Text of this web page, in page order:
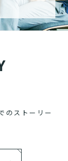
のストーリー